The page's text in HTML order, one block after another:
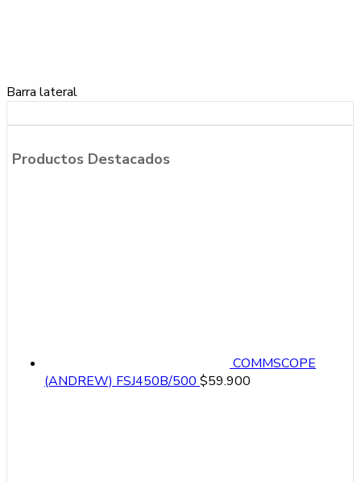
Barra lateral
Productos Destacados
COMMSCOPE
(ANDREW) FSJ450B/500 $59.900